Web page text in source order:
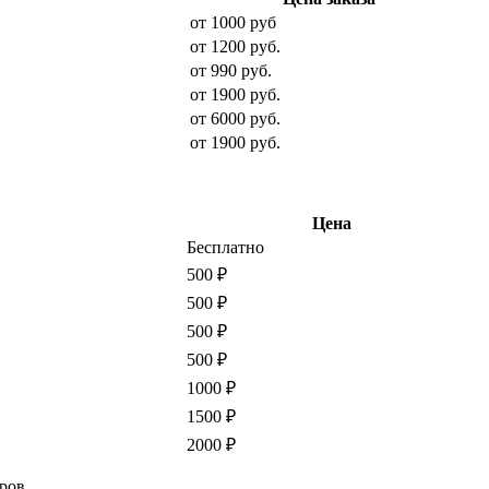
от 1000 руб
от 1200 руб.
от 990 руб.
от 1900 руб.
от 6000 руб.
от 1900 руб.
Цена
Бесплатно
500 ₽
500 ₽
500 ₽
500 ₽
1000 ₽
1500 ₽
2000 ₽